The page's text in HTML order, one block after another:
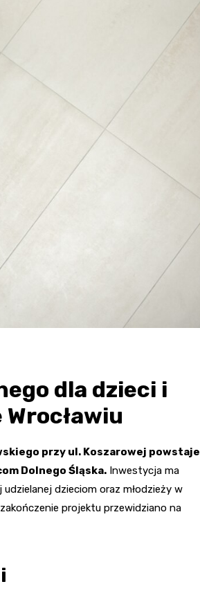
dla dzieci i
przy ul. Koszarowej powstaje
Dolnego Śląska. Inwestycja ma
dzieciom oraz młodzieży w
projektu przewidziano na